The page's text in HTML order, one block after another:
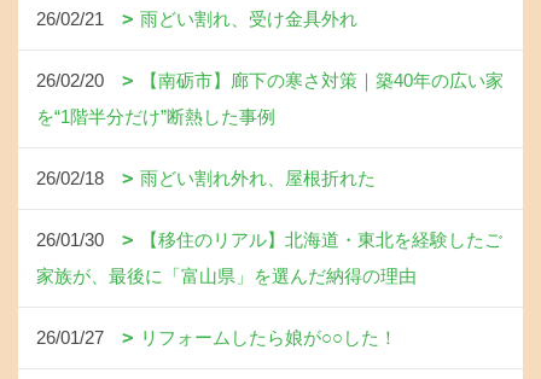
26/02/21 雨どい割れ、受け金具外れ
26/02/20
【南砺市】廊下の寒さ対策｜築40年の広い家
を“1階半分だけ”断熱した事例
26/02/18 雨どい割れ外れ、屋根折れた
26/01/30
【移住のリアル】北海道・東北を経験したご
家族が、最後に「富山県」を選んだ納得の理由
26/01/27 リフォームしたら娘が○○した！